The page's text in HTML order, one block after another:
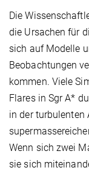
Die
die Ursachen für
sich auf Modelle
Beobachtungen
kommen. Viele
Flares in Sgr A*
in der turbulenten
Wenn sich zwei
sie sich